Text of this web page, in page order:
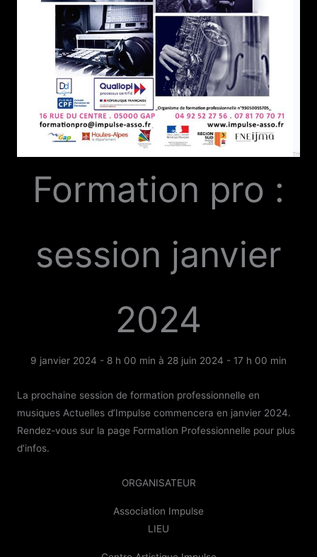
Formation pro :
session janvier
2024
9 janvier 2024 - 8 h 00 min à 28 juin 2024 - 17 h 00 min
La prochaine session de formation professionnelle en
musiques Actuelles d’Impulse commencera en janvier 2024.
Rendez-vous sur la page Formation Professionnelle pour plus
d’infos.
ORGANISATEUR
Association Impulse
LIEU